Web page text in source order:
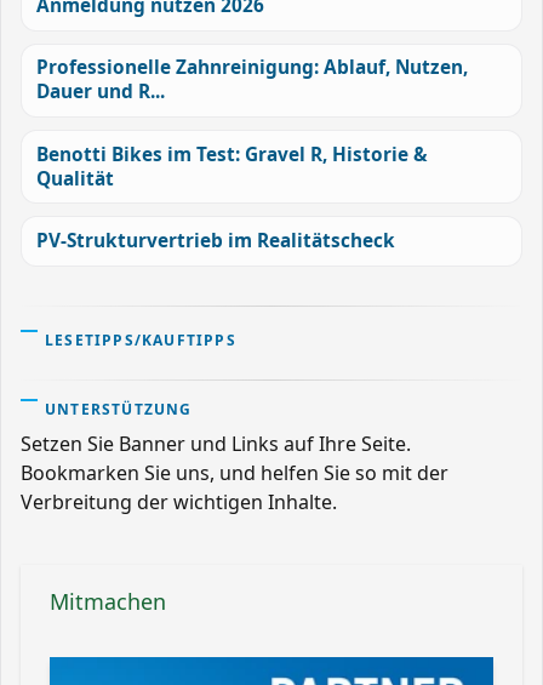
Anmeldung nutzen 2026
Professionelle Zahnreinigung: Ablauf, Nutzen,
Dauer und R...
Benotti Bikes im Test: Gravel R, Historie &
Qualität
PV-Strukturvertrieb im Realitätscheck
LESETIPPS/KAUFTIPPS
UNTERSTÜTZUNG
Setzen Sie Banner und Links auf Ihre Seite.
Bookmarken Sie uns, und helfen Sie so mit der
Verbreitung der wichtigen Inhalte.
Mitmachen